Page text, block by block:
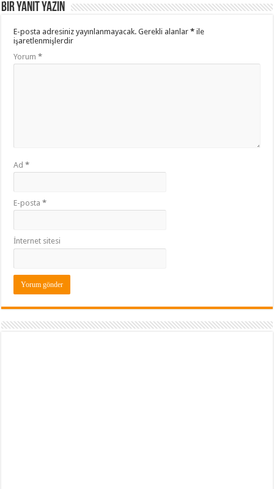
Bir yanıt yazın
E-posta adresiniz yayınlanmayacak. Gerekli alanlar* ile
işaretlenmişlerdir
Yorum*
Ad*
E-posta*
İnternet sitesi